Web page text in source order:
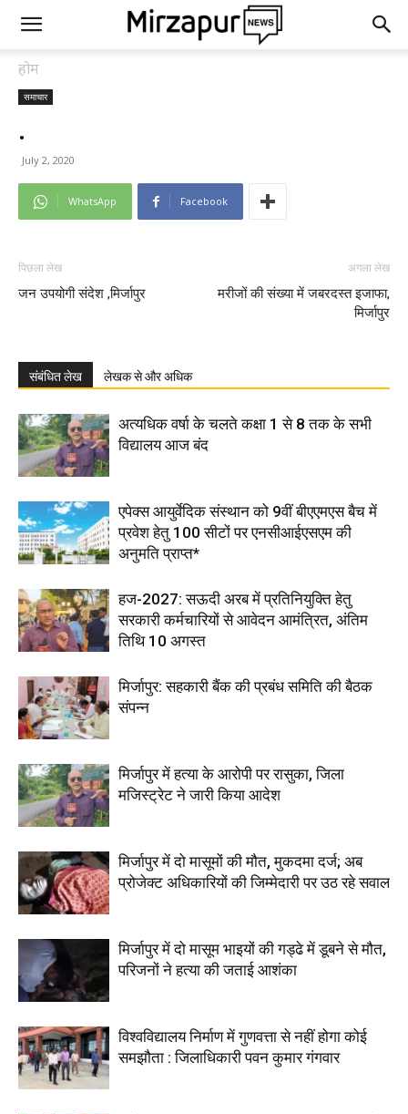
होम
समाचार
.
July 2, 2020
WhatsApp Facebook
पिछला लेख
जन उपयोगी संदेश ,मिर्जापुर
अगला लेख
मरीजों की संख्या में जबरदस्त इजाफा,
मिर्जापुर
संबंधित लेख लेखक से और अधिक
अत्यधिक वर्षा के चलते कक्षा 1 से 8 तक के सभी
विद्यालय आज बंद
एपेक्स आयुर्वेदिक संस्थान को 9वीं बीएएमएस बैच में
प्रवेश हेतु 100 सीटों पर एनसीआईएसएम की
अनुमति प्राप्त*
हज-2027: सऊदी अरब में प्रतिनियुक्ति हेतु
सरकारी कर्मचारियों से आवेदन आमंत्रित, अंतिम
तिथि 10 अगस्त
मिर्जापुर: सहकारी बैंक की प्रबंध समिति की बैठक
संपन्न
मिर्जापुर में हत्या के आरोपी पर रासुका, जिला
मजिस्ट्रेट ने जारी किया आदेश
मिर्जापुर में दो मासूमों की मौत, मुकदमा दर्ज; अब
प्रोजेक्ट अधिकारियों की जिम्मेदारी पर उठ रहे सवाल
मिर्जापुर में दो मासूम भाइयों की गड्ढे में डूबने से मौत,
परिजनों ने हत्या की जताई आशंका
विश्वविद्यालय निर्माण में गुणवत्ता से नहीं होगा कोई
समझौता : जिलाधिकारी पवन कुमार गंगवार